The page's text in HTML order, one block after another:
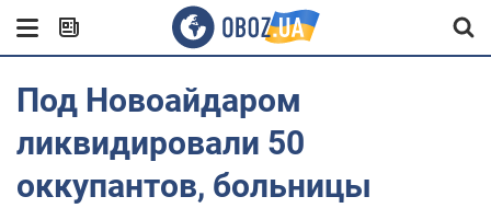
Под Новоайдаром
ликвидировали 50
оккупантов, больницы